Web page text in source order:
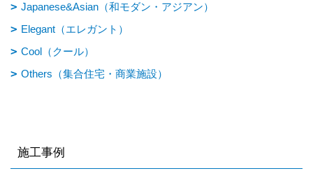
Japanese&Asian（和モダン・アジアン）
Elegant（エレガント）
Cool（クール）
Others（集合住宅・商業施設）
施工事例